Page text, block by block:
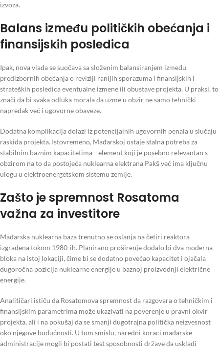
izvoza.
Balans između političkih obećanja i
finansijskih posledica
Ipak, nova vlada se suočava sa složenim balansiranjem između
predizbornih obećanja o reviziji ranijih sporazuma i finansijskih i
strateških posledica eventualne izmene ili obustave projekta. U praksi, to
znači da bi svaka odluka morala da uzme u obzir ne samo tehnički
napredak već i ugovorne obaveze.
Dodatna komplikacija dolazi iz potencijalnih ugovornih penala u slučaju
raskida projekta. Istovremeno, Mađarskoj ostaje stalna potreba za
stabilnim baznim kapacitetima—element koji je posebno relevantan s
obzirom na to da postojeća nuklearna elektrana Pakš već ima ključnu
ulogu u elektroenergetskom sistemu zemlje.
Zašto je spremnost Rosatoma
važna za investitore
Mađarska nuklearna baza trenutno se oslanja na četiri reaktora
izgrađena tokom 1980-ih. Planirano proširenje dodalo bi dva moderna
bloka na istoj lokaciji, čime bi se dodatno povećao kapacitet i ojačala
dugoročna pozicija nuklearne energije u baznoj proizvodnji električne
energije.
Analitičari ističu da Rosatomova spremnost da razgovara o tehničkim i
finansijskim parametrima može ukazivati na poverenje u pravni okvir
projekta, ali i na pokušaj da se smanji dugotrajna politička neizvesnost
oko njegove budućnosti. U tom smislu, naredni koraci mađarske
administracije mogli bi postati test sposobnosti države da uskladi